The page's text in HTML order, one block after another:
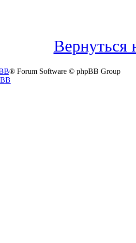
Вернуться
® Forum Software © phpBB Group